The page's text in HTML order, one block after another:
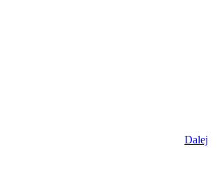
Dalej